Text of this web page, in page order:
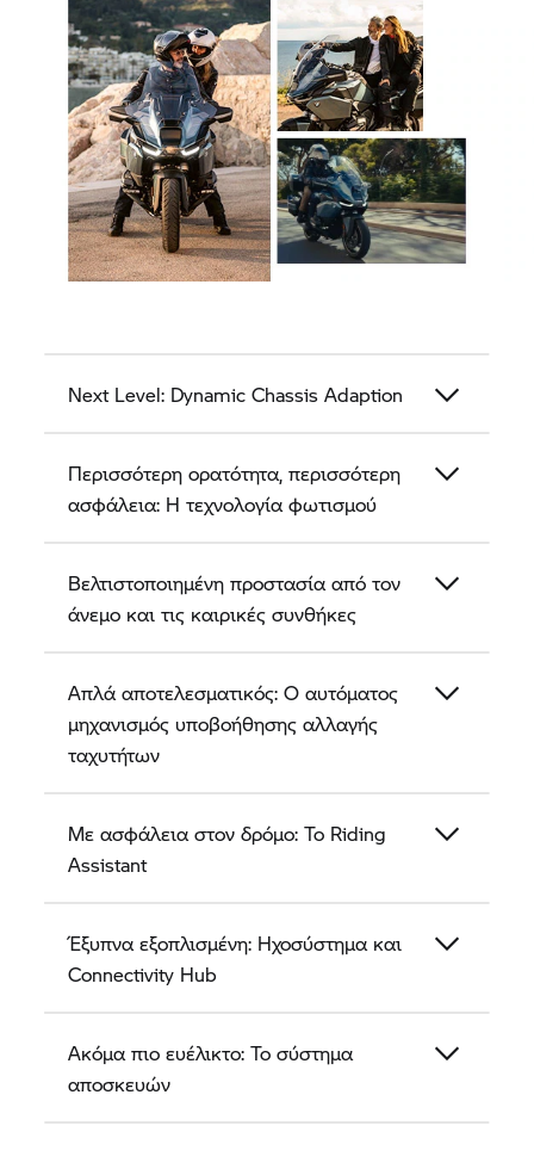
Next Level: Dynamic Chassis Adaption
Περισσότερη ορατότητα, περισσότερη
ασφάλεια: Η τεχνολογία φωτισμού
Βελτιστοποιημένη προστασία από τον
άνεμο και τις καιρικές συνθήκες
Απλά αποτελεσματικός: Ο αυτόματος
μηχανισμός υποβοήθησης αλλαγής
ταχυτήτων
Με ασφάλεια στον δρόμο: Το Riding
Assistant
Έξυπνα εξοπλισμένη: Ηχοσύστημα και
Connectivity Hub
Ακόμα πιο ευέλικτο: Το σύστημα
αποσκευών